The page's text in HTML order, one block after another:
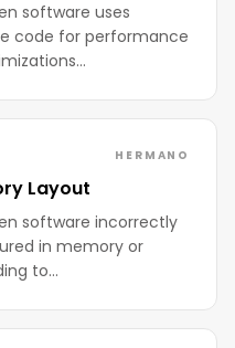
software uses
code for performance
HERMANO
Layout
software incorrectly
in memory or
to…